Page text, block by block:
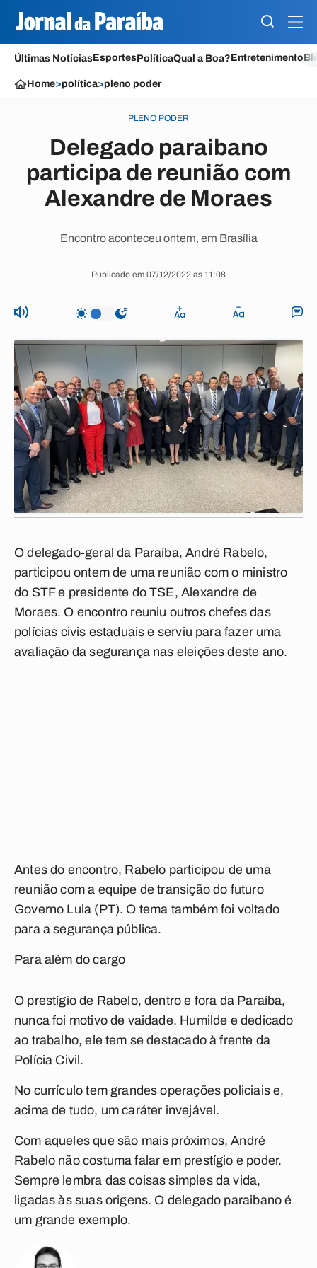
Últimas NotíciasEsportesPolíticaQual a Boa?Entretenimento
Home>política>pleno poder
PLENO PODER
Delegado paraibano
participa de reunião com
Alexandre de Moraes
Encontro aconteceu ontem, em Brasília
Publicado em 07/12/2022 às 11:08
O delegado-geral da Paraíba, André Rabelo,
participou ontem de uma reunião com o ministro
do STF e presidente do TSE, Alexandre de
Moraes. O encontro reuniu outros chefes das
polícias civis estaduais e serviu para fazer uma
avaliação da segurança nas eleições deste ano.
Antes do encontro, Rabelo participou de uma
reunião com a equipe de transição do futuro
Governo Lula (PT). O tema também foi voltado
para a segurança pública.
Para além do cargo
O prestígio de Rabelo, dentro e fora da Paraíba,
nunca foi motivo de vaidade. Humilde e dedicado
ao trabalho, ele tem se destacado à frente da
Polícia Civil.
No currículo tem grandes operações policiais e,
acima de tudo, um caráter invejável.
Com aqueles que são mais próximos, André
Rabelo não costuma falar em prestígio e poder.
Sempre lembra das coisas simples da vida,
ligadas às suas origens. O delegado paraibano é
um grande exemplo.